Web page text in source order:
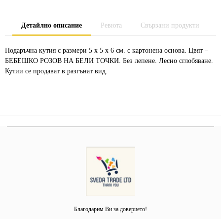
Детайлно описание Ревюта Свързани продукти
Подаръчна кутия с размери 5 х 5 х 6 см. с картонена основа. Цвят –
БЕБЕШКО РОЗОВ НА БЕЛИ ТОЧКИ. Без лепене. Лесно сглобяване.
Кутии се продават в разгънат вид.
Благодарим Ви за доверието!